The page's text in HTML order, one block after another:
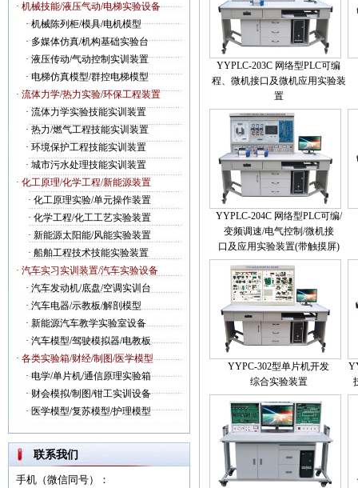
· 机械技能/液压气动/电梯实验设备
·机械陈列柜/模具/电机模型
·多媒体仿真/机构基础实验台
·液压传动/气动控制实训装置
·电梯仿真模型/群控电梯模型
· 流体力学/热力实验/环保工程装置
· 流体力学实验技能实训装置
· 热力/燃气工程技能实训装置
· 环境保护工程技能实训装置
· 城市污水处理技能实训装置
· 化工原理/化学工程/新能源装置
· 化工原理实验/单元操作装置
· 化学工程/化工工艺实验装置
· 新能源太阳能/风能实验装置
· 船舶工程技术技能实验装置
· 汽车实习实训装置/汽车实验设备
· 汽车发动机/底盘/空调实训台
· 汽车电器/示教板/解剖模型
·新能源汽车教学实验室设备
·汽车模型/驾驶模拟器/电教板
· 各类实验箱/财经/制图/医学模型
·电学/单片机/通信原理实验箱
·财会模拟/制图/钳工实训设备
·医学模型/复苏模型/护理模型
联系我们
手机（微信同号）：
YYPLC-203C 网络型PLC可编
程、微机接口及微机应用实验装
置
YYPLC-204C 网络型PLC可编/
变频调速/电气控制/微机接
口及应用实验装置(带触摸屏)
YYPC-302型单片机开发
综合实验装置